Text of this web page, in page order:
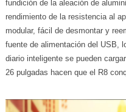
fundición de la aleación de
rendimiento de la resistencia al
modular, fácil de desmontar y
fuente de alimentación del USB,
diario inteligente se pueden
26 pulgadas hacen que el R8